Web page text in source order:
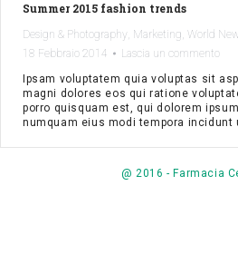
Summer 2015 fashion trends
Design & Photography, Marketing, World
18 Febbraio 2014
Lascia un commento
Ipsam voluptatem quia voluptas sit
magni dolores eos qui ratione
porro quisquam est, qui dolorem
numquam eius modi tempora incidunt
@ 2016 - Farmacia